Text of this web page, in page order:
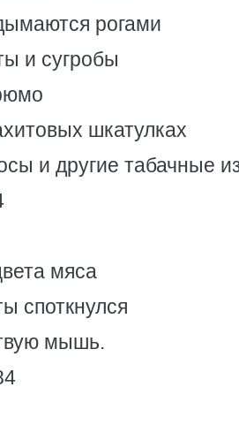
рогами
и сугробы
шкатулках
и другие табачные
мяса
споткнулся
мышь.